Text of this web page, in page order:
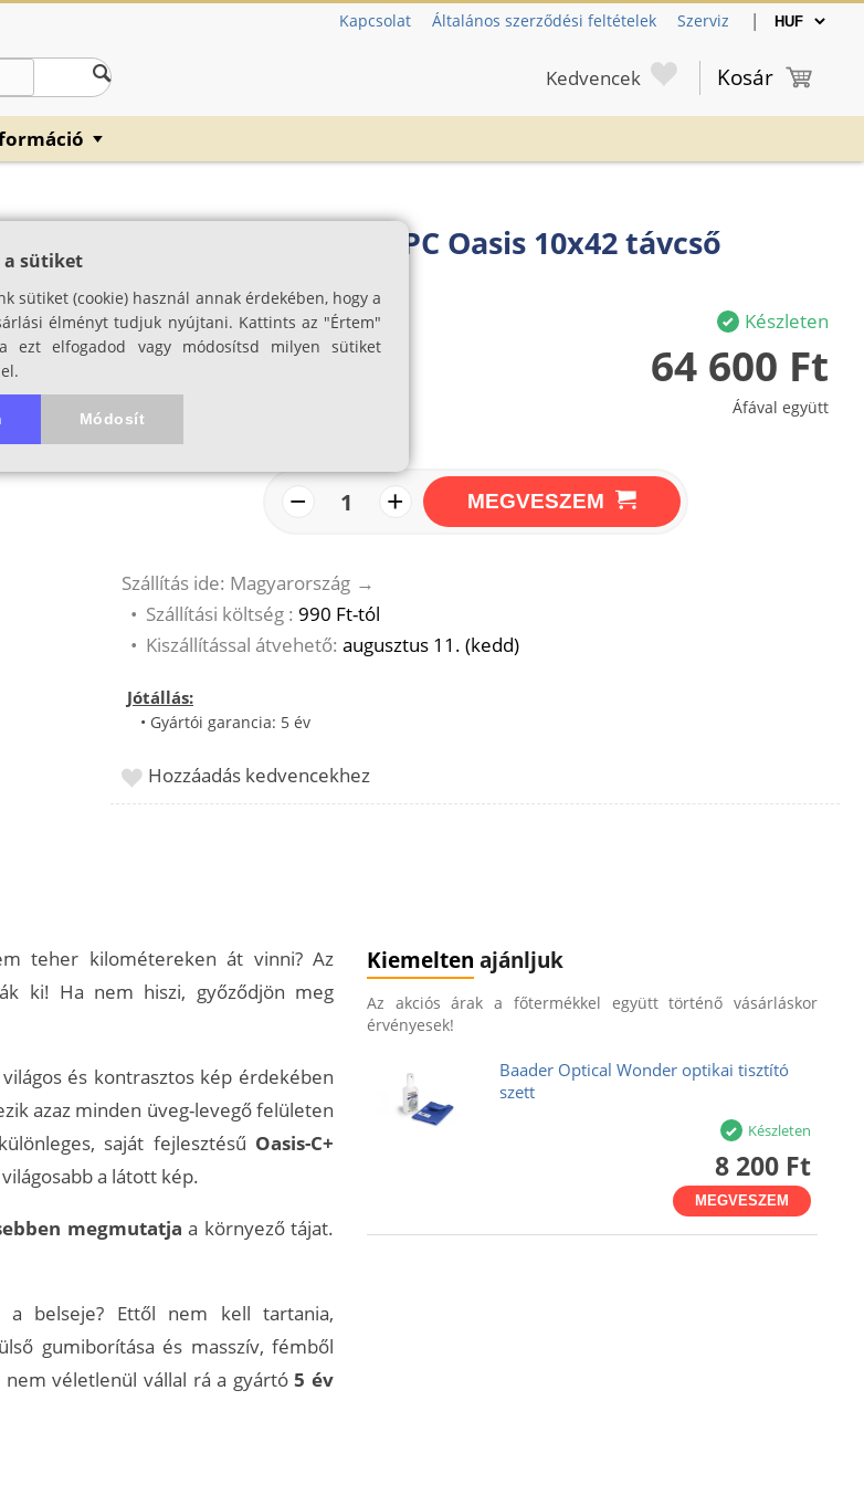
Kapcsolat Általános szerződési feltételek Szerviz |
Kedvencek Kosár
▼
Opticron Oregon 4 PC Oasis 10x42 távcső
Készleten
64 600 Ft
Áfával együtt
− 1 + MEGVESZEM
Szállítás ide: Magyarország →
• Szállítási költség : 990 Ft-tól
• Kiszállítással átvehető: augusztus 11. (kedd)
Jótállás:
• Gyártói garancia: 5 év
Hozzáadás kedvencekhez
teher kilométereken át vinni? Az
ki! Ha nem hiszi, győződjön meg
és kontrasztos kép érdekében
azaz minden üveg-levegő felületen
saját fejlesztésű Oasis-C+
a látott kép.
megmutatja a környező tájat.
a belseje? Ettől nem kell tartania,
gumiborítása és masszív, fémből
nem véletlenül vállal rá a gyártó5 év
Kiemelten ajánljuk
Az akciós árak a főtermékkel együtt történő vásárláskor
érvényesek!
Baader Optical Wonder optikai tisztító
szett
Készleten
8 200 Ft
MEGVESZEM
a sütiket
sütiket (cookie) használ annak érdekében, hogy a
élményt tudjuk nyújtani. Kattints az "Értem"
ezt elfogadod vagy módosítsd milyen sütiket
Módosít